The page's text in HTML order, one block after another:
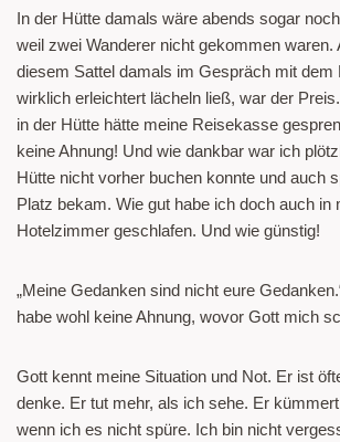
In der Hütte damals wäre abends sogar
weil zwei Wanderer nicht gekommen waren.
diesem Sattel damals im Gespräch mit dem
wirklich erleichtert lächeln ließ, war der
in der Hütte hätte meine Reisekasse
keine Ahnung! Und wie dankbar war ich
Hütte nicht vorher buchen konnte und auch
Platz bekam. Wie gut habe ich doch auch in
Hotelzimmer geschlafen. Und wie günstig!
„Meine Gedanken sind nicht eure
habe wohl keine Ahnung, wovor Gott mich
Gott kennt meine Situation und Not. Er ist
denke. Er tut mehr, als ich sehe. Er
wenn ich es nicht spüre. Ich bin nicht